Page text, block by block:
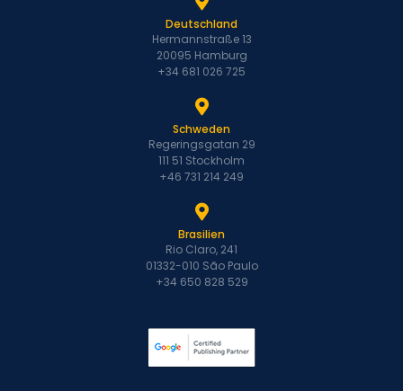
Deutschland
Hermannstraße 13
20095 Hamburg
+34 681 026 725
Schweden
Regeringsgatan 29
111 51 Stockholm
+46 731 214 249
Brasilien
Rio Claro, 241
01332-010 São Paulo
+34 650 828 529